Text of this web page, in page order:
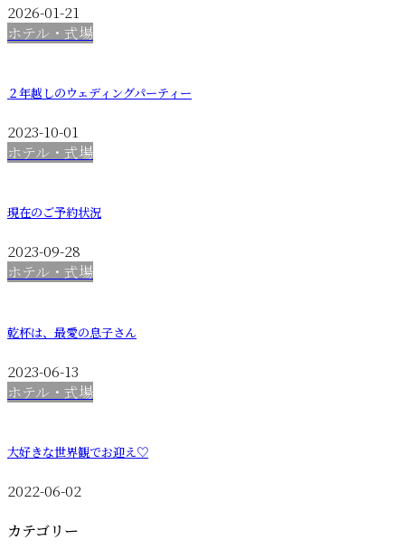
2026-01-21
ホテル・式場
２年越しのウェディングパーティー
2023-10-01
ホテル・式場
現在のご予約状況
2023-09-28
ホテル・式場
乾杯は、最愛の息子さん
2023-06-13
ホテル・式場
大好きな世界観でお迎え♡
2022-06-02
カテゴリー